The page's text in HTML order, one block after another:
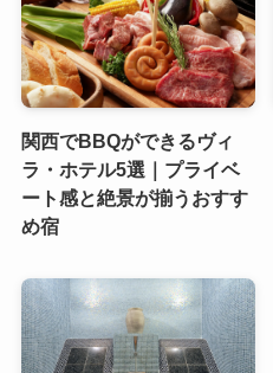
関西でBBQができるヴィ
ラ・ホテル5選｜プライベ
ート感と絶景が揃うおすす
め宿